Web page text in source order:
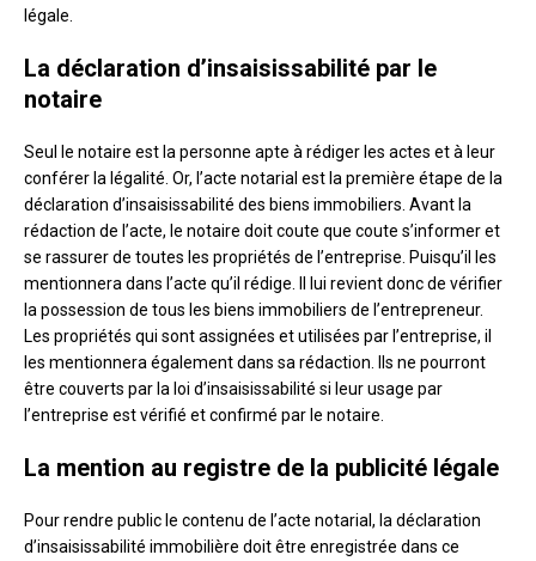
légale.
La déclaration d’insaisissabilité par le
notaire
Seul le notaire est la personne apte à rédiger les actes et à leur
conférer la légalité. Or, l’acte notarial est la première étape de la
déclaration d’insaisissabilité des biens immobiliers. Avant la
rédaction de l’acte, le notaire doit coute que coute s’informer et
se rassurer de toutes les propriétés de l’entreprise. Puisqu’il les
mentionnera dans l’acte qu’il rédige. Il lui revient donc de vérifier
la possession de tous les biens immobiliers de l’entrepreneur.
Les propriétés qui sont assignées et utilisées par l’entreprise, il
les mentionnera également dans sa rédaction. Ils ne pourront
être couverts par la loi d’insaisissabilité si leur usage par
l’entreprise est vérifié et confirmé par le notaire.
La mention au registre de la publicité légale
Pour rendre public le contenu de l’acte notarial, la déclaration
d’insaisissabilité immobilière doit être enregistrée dans ce